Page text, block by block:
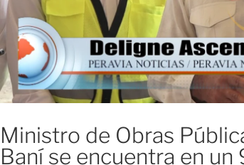
Ministro de Obras
Baní se encuentra en un